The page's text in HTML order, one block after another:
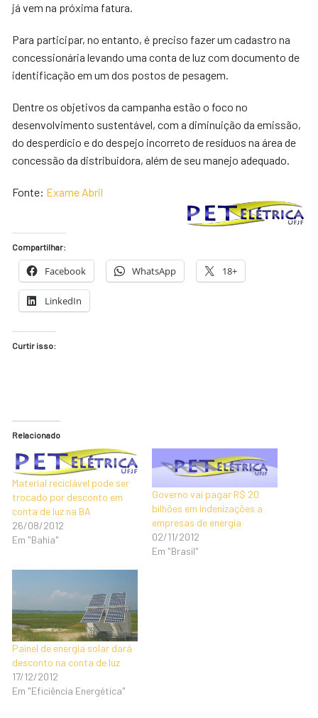
já vem na próxima fatura.
Para participar, no entanto, é preciso fazer um cadastro na
concessionária levando uma conta de luz com documento de
identificação em um dos postos de pesagem.
Dentre os objetivos da campanha estão o foco no
desenvolvimento sustentável, com a diminuição da emissão,
do desperdício e do despejo incorreto de resíduos na área de
concessão da distribuidora, além de seu manejo adequado.
Fonte: Exame Abril
Compartilhar:
Facebook WhatsApp 18+
LinkedIn
Curtir isso:
Relacionado
Material reciclável pode ser
trocado por desconto em
conta de luz na BA
26/08/2012
Em "Bahia"
Governo vai pagar R$ 20
bilhões em indenizações a
empresas de energia
02/11/2012
Em "Brasil"
Painel de energia solar dará
desconto na conta de luz
17/12/2012
Em "Eficiência Energética"